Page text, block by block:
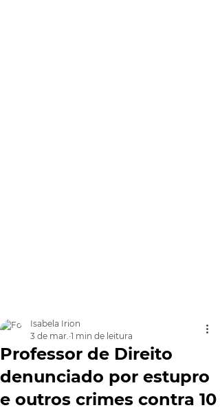
Professor de Direito
denunciado por estupro
e outros crimes contra 10
Isabela Irion
3 de mar. 1 min de leitura